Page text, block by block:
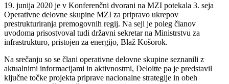
19. junija 2020 je v Konferenčni dvorani na MZI potekala 3. seja
Operativne delovne skupine MZI za pripravo ukrepov
prestrukturiranja premogovnih regij. Na seji je poleg članov
uvodoma prisostvoval tudi državni sekretar na Ministrstvu za
infrastrukturo, pristojen za energijo, Blaž Košorok.
Na srečanju so se člani operativne delovne skupine seznanili z
aktualnimi informacijami in aktivnostmi, Deloitte pa je predstavil
ključne točke projekta priprave nacionalne strategije in obeh